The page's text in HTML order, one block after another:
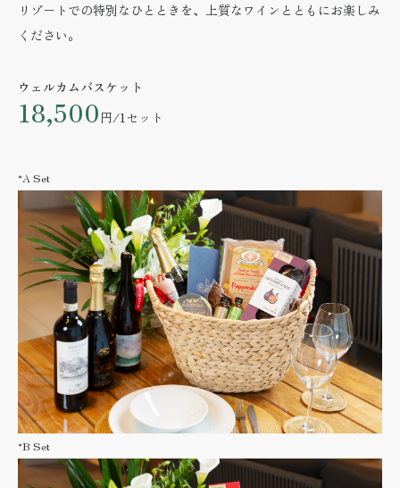
リゾートでの特別なひとときを、上質なワインとともにお楽しみ
ください。
ウェルカムバスケット
18,500 円/1セット
*A Set
*B Set